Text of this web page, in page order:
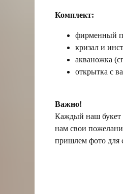
Комплект:
фирменный
кризал и
акваножка
открытка с
Важно!
Каждый наш букет
нам свои
пришлем фото для